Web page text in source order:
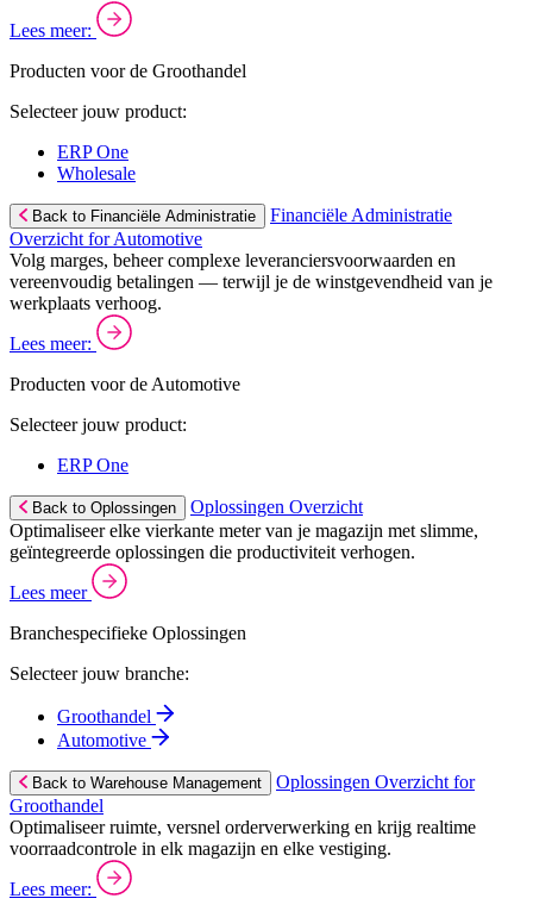
Lees meer:
Producten voor de Groothandel
Selecteer jouw product:
ERP One
Wholesale
Back to Financiële Administratie
Financiële Administratie
Overzicht for Automotive
Volg marges, beheer complexe leveranciersvoorwaarden en
vereenvoudig betalingen — terwijl je de winstgevendheid van je
werkplaats verhoog.
Lees meer:
Producten voor de Automotive
Selecteer jouw product:
ERP One
Back to Oplossingen
Oplossingen Overzicht
Optimaliseer elke vierkante meter van je magazijn met slimme,
geïntegreerde oplossingen die productiviteit verhogen.
Lees meer
Branchespecifieke Oplossingen
Selecteer jouw branche:
Groothandel
Automotive
Back to Warehouse Management
Oplossingen Overzicht for
Groothandel
Optimaliseer ruimte, versnel orderverwerking en krijg realtime
voorraadcontrole in elk magazijn en elke vestiging.
Lees meer: